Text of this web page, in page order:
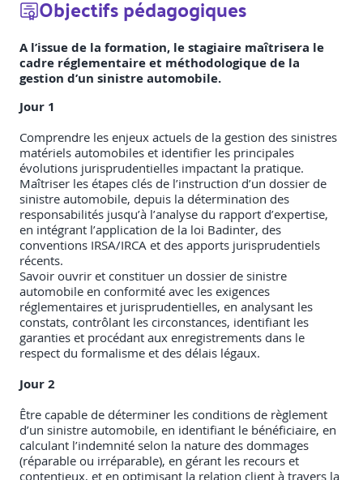
Objectifs pédagogiques
A l’issue de la formation, le stagiaire maîtrisera le
cadre réglementaire et méthodologique de la
gestion d’un sinistre automobile.
Jour 1
Comprendre les enjeux actuels de la gestion des sinistres
matériels automobiles et identifier les principales
évolutions jurisprudentielles impactant la pratique.
Maîtriser les étapes clés de l’instruction d’un dossier de
sinistre automobile, depuis la détermination des
responsabilités jusqu’à l’analyse du rapport d’expertise,
en intégrant l’application de la loi Badinter, des
conventions IRSA/IRCA et des apports jurisprudentiels
récents.
Savoir ouvrir et constituer un dossier de sinistre
automobile en conformité avec les exigences
réglementaires et jurisprudentielles, en analysant les
constats, contrôlant les circonstances, identifiant les
garanties et procédant aux enregistrements dans le
respect du formalisme et des délais légaux.
Jour 2
Être capable de déterminer les conditions de règlement
d’un sinistre automobile, en identifiant le bénéficiaire, en
calculant l’indemnité selon la nature des dommages
(réparable ou irréparable), en gérant les recours et
contentieux, et en optimisant la relation client à travers la